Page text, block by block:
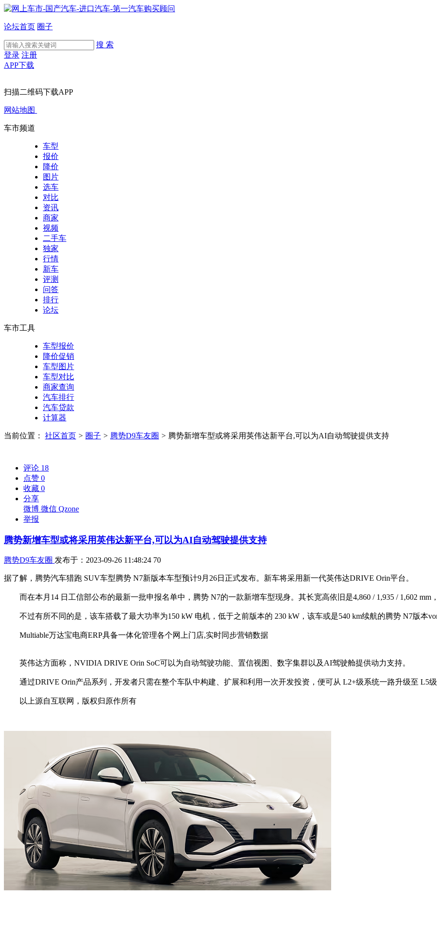
论坛首页 圈子
搜 索
登录 注册
APP下载
扫描二维码下载APP
网站地图
车市频道
车型
报价
降价
图片
选车
对比
资讯
商家
视频
二手车
独家
行情
新车
评测
问答
排行
论坛
车市工具
车型报价
降价促销
车型图片
车型对比
商家查询
汽车排行
汽车贷款
计算器
当前位置： 社区首页 > 圈子 > 腾势D9车友圈 > 腾势新增车型或将采用英伟达新平台,可以为AI自动驾驶提供支持
评论 18
点赞 0
收藏 0
分享
微博 微信 Qzone
举报
腾势新增车型或将采用英伟达新平台,可以为AI自动驾驶提供支持
腾势D9车友圈 发布于：2023-09-26 11:48:24 70
据了解，腾势汽车猎跑 SUV车型腾势 N7新版本车型预计9月26日正式发布。新车将采用新一代英伟达DRIVE Orin平台。
而在本月14 日工信部公布的最新一批申报名单中，腾势 N7的一款新增车型现身。其长宽高依旧是4,860 / 1,935 / 1,602 mm
不过有所不同的是，该车搭载了最大功率为150 kW 电机，低于之前版本的 230 kW，该车或是540 km续航的腾势 N7版本
Multiable万达宝电商ERP具备一体化管理各个网上门店,实时同步营销数据
英伟达方面称，NVIDIA DRIVE Orin SoC可以为自动驾驶功能、置信视图、数字集群以及AI驾驶舱提供动力支持。
通过DRIVE Orin产品系列，开发者只需在整个车队中构建、扩展和利用一次开发投资，便可从 L2+级系统一路升级至 L5
以上源自互联网，版权归原作所有